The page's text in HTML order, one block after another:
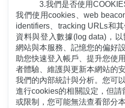
3.我們是否使用
我們使用cookies、web
identifiers、tracking URLs和
資料與登入數據(log data)，
網站與本服務、記憶您的偏好
助您快速登入帳戶、提升您使
者體驗、維護與更新本網站的
我們的內部統計與分析。您可
進行cookies的相關設定，但請
或限制，您可能無法查看部分